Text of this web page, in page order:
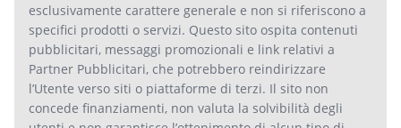
esclusivamente carattere generale e non si riferiscono a
specifici prodotti o servizi. Questo sito ospita contenuti
pubblicitari, messaggi promozionali e link relativi a
Partner Pubblicitari, che potrebbero reindirizzare
l’Utente verso siti o piattaforme di terzi. Il sito non
concede finanziamenti, non valuta la solvibilità degli